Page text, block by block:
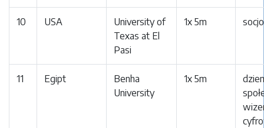
10 USA
University of
Texas at El
Pasi
1x 5m
11 Egipt
Benha
University
1x 5m